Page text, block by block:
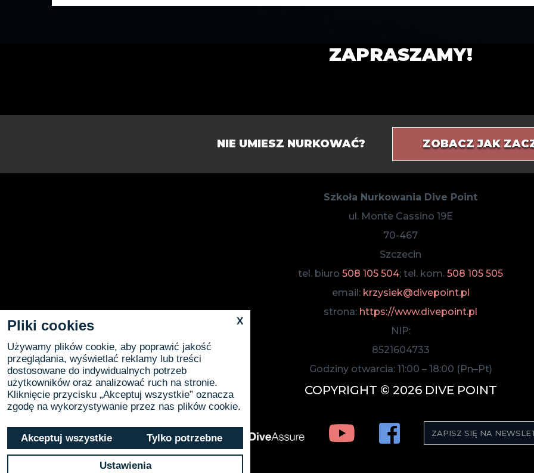
ZAPRASZAMY!
NIE UMIESZ NURKOWAĆ? ZOBACZ JAK
Szkoła Nurkowania Dive Point
ul. Monte Cassino 19E
70-467
Szczecin
tel. biuro 508 105 504; tel. kom. 508 105 505
email: krzysiek@divepoint.pl
strona: https://www.divepoint.pl
NIP:
8521604733
Godziny otwarcia: 11:00 – 18:00 (Pn–Pt)
COPYRIGHT © 2026 DIVE POINT
X
Pliki cookies
Używamy plików cookie, aby poprawić jakość
przeglądania, wyświetlać reklamy lub treści
dostosowane do indywidualnych potrzeb
użytkowników oraz analizować ruch na stronie.
Kliknięcie przycisku „Akceptuj wszystkie” oznacza
zgodę na wykorzystywanie przez nas plików cookie.
Akceptuj wszystkie Tylko potrzebne
Ustawienia